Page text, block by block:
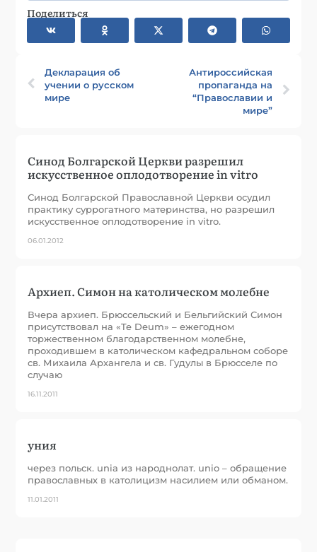
Поделиться
Декларация об
учении о русском
мире
Антироссийская
пропаганда на
“Православии и
мире”
Синод Болгарской Церкви разрешил
искусственное оплодотворение in vitro
Синод Болгарской Православной Церкви осудил
практику суррогатного материнства, но разрешил
искусственное оплодотворение in vitro.
06.01.2012
Архиеп. Симон на католическом молебне
Вчера архиеп. Брюссельский и Бельгийский Симон
присутствовал на «Te Deum» – ежегодном
торжественном благодарственном молебне,
проходившем в католическом кафедральном соборе
св. Михаила Архангела и св. Гудулы в Брюсселе по
случаю
16.11.2011
уния
через польск. unia из народнолат. unio – обращение
православных в католицизм насилием или обманом.
11.01.2011